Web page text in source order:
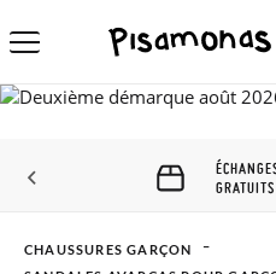
ET RETOURS
CHAUSSURES GARÇON